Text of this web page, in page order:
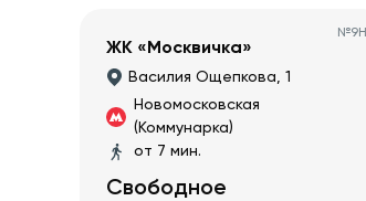
№9Н
ЖК «Москвичка»
Василия Ощепкова, 1
Новомосковская
(Коммунарка)
от 7 мин.
Свободное